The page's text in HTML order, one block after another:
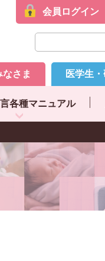
会員ログイン
さま 医学生
各種マニュアル